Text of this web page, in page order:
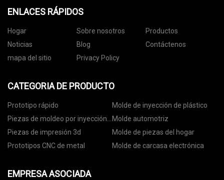
ENLACES RÁPIDOS
Hogar Sobre nosotros
Productos
Noticias
Blog
Contáctenos
mapa del sitio
Privacy Policy
CATEGORIA DE PRODUCTO
Prototipo rápido
Molde de inyección de plástico
Piezas de moldeo por inyección
de plástico
Molde automotriz
Piezas de impresión 3d
Molde de piezas del hogar
Prototipos CNC de metal
Molde de carcasa electrónica
EMPRESA ASOCIADA